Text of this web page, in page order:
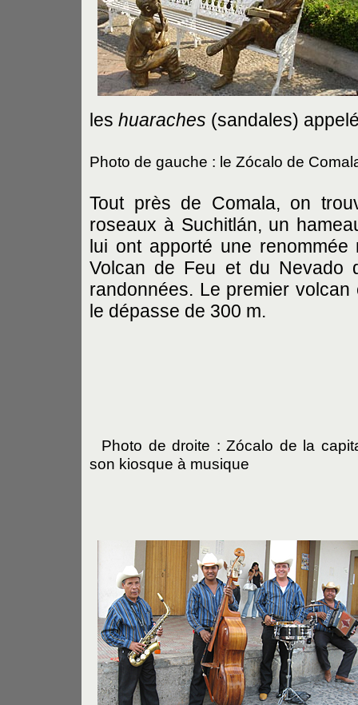
les huaraches (sandales)
Photo de gauche : le Zócalo de
Tout près de Comala, on
roseaux à Suchitlán, un
lui ont apporté une renommée
Volcan de Feu et du Nevado
randonnées. Le premier
le dépasse de 300 m.
Photo de droite : Zócalo de la
son kiosque à musique